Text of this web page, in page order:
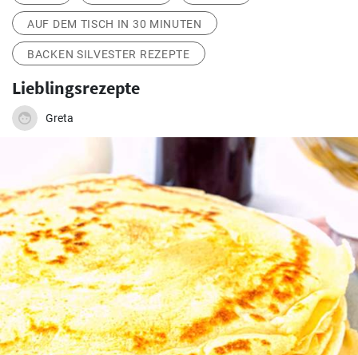
AUF DEM TISCH IN 30 MINUTEN
BACKEN SILVESTER REZEPTE
Lieblingsrezepte
Greta